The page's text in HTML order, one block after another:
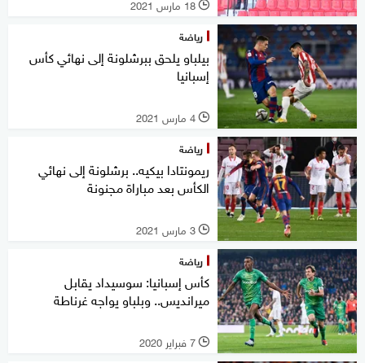
l 18 مارس 2021
رياضة
بيلباو يلحق ببرشلونة إلى نهائي كأس
إسبانيا
l 4 مارس 2021
رياضة
ريمونتادا بيكيه.. برشلونة إلى نهائي
الكأس بعد مباراة مجنونة
l 3 مارس 2021
رياضة
كأس إسبانيا: سوسيداد يقابل
ميرانديس.. وبلباو يواجه غرناطة
l 7 فبراير 2020